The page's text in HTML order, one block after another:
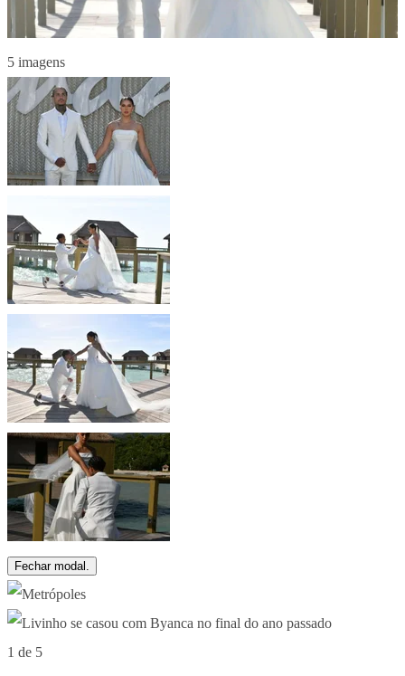
5 imagens
Fechar modal.
1 de 5